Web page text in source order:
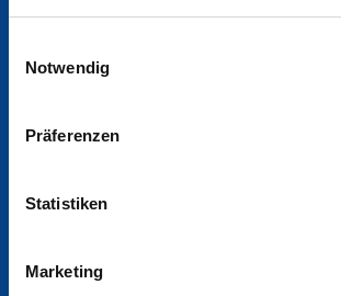
Notwendig
Präferenzen
Statistiken
Marketing
Arbeiten bei Nordzucker
Jobs bei Nordzucker
Ausbildung
Unternehmen